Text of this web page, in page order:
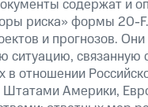
содержат и
риска» формы 20-
и прогнозов.
ситуацию, связанную
отношении
Америки,